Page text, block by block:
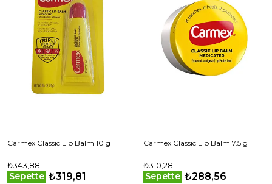
Carmex Classic Lip Balm 10 g
₺343,88
Sepette ₺319,81
Carmex Classic Lip Balm 7.5 g
₺310,28
Sepette ₺288,56